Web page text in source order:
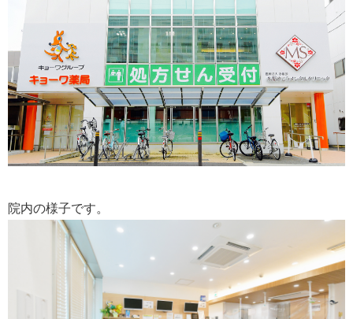
院内の様子です。